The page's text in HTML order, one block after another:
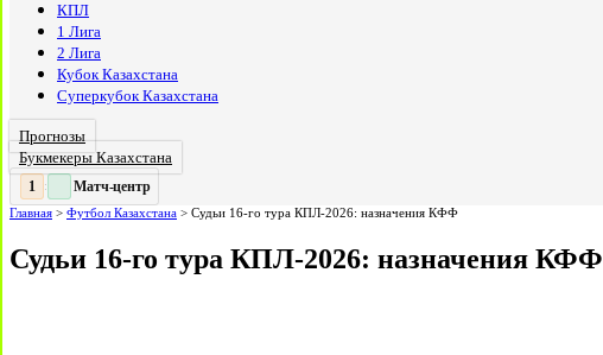
КПЛ
1 Лига
2 Лига
Кубок Казахстана
Суперкубок Казахстана
Прогнозы
Букмекеры Казахстана
2 : Матч-центр
Главная > Футбол Казахстана > Судьи 16-го тура КПЛ-2026: назначения КФФ
Судьи 16-го тура КПЛ-2026: назначения КФФ